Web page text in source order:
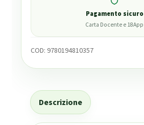
Pagamento sicuro
Carta Docente e 18App
COD: 9780194810357
Descrizione